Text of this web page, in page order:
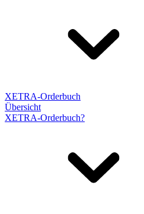
XETRA-Orderbuch
Übersicht
XETRA-Orderbuch?